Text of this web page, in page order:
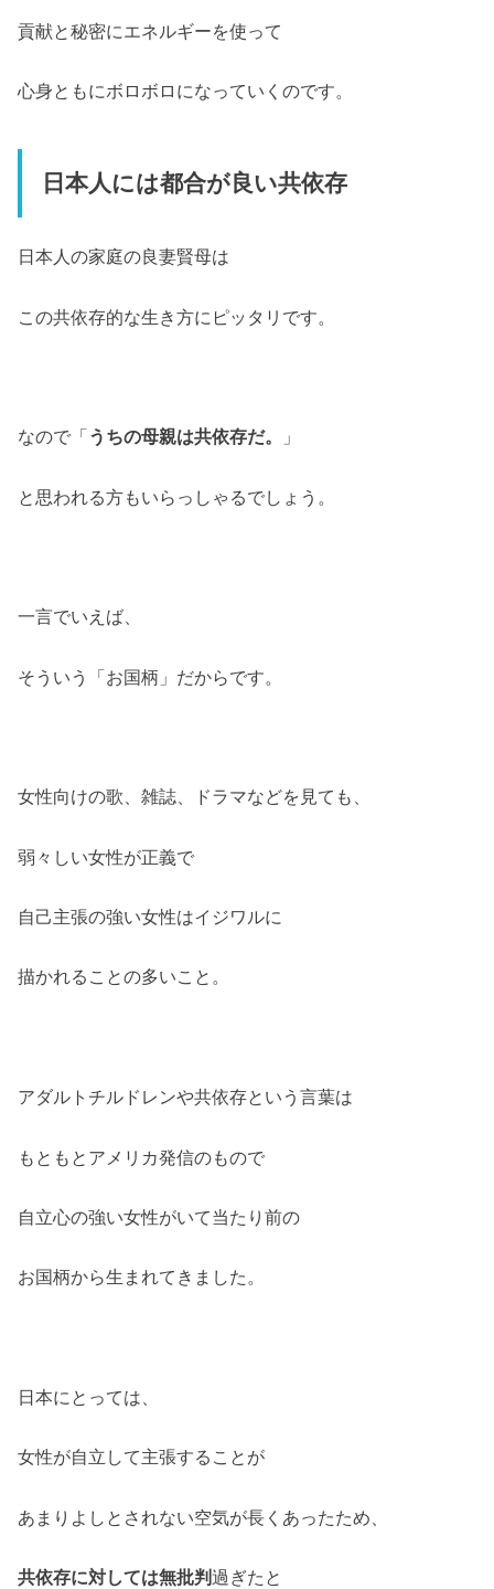
貢献と秘密にエネルギーを使って
心身ともにボロボロになっていくのです。
日本人には都合が良い共依存
日本人の家庭の良妻賢母は
この共依存的な生き方にピッタリです。
なので「うちの母親は共依存だ。 」
と思われる方もいらっしゃるでしょう。
一言でいえば、
そういう「お国柄」だからです。
女性向けの歌、雑誌、ドラマなどを見ても、
弱々しい女性が正義で
自己主張の強い女性はイジワルに
描かれることの多いこと。
アダルトチルドレンや共依存という言葉は
もともとアメリカ発信のもので
自立心の強い女性がいて当たり前の
お国柄から生まれてきました。
日本にとっては、
女性が自立して主張することが
あまりよしとされない空気が長くあったため、
共依存に対しては無批判過ぎたと